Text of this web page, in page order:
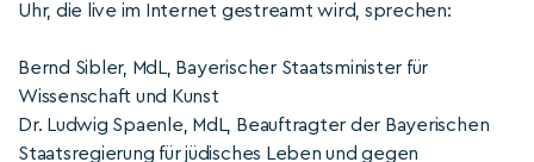
Uhr, die live im Internet gestreamt wird, sprechen:
Bernd Sibler, MdL, Bayerischer Staatsminister für
Wissenschaft und Kunst
Dr. Ludwig Spaenle, MdL, Beauftragter der Bayerischen
Staatsregierung für jüdisches Leben und gegen